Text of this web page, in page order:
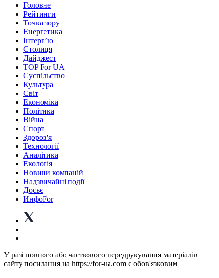
Головне
Рейтинги
Точка зору
Енергетика
Інтерв’ю
Столиця
Дайджест
TOP For UA
Суспiльство
Культура
Світ
Економіка
Політика
Війна
Спорт
Здоров'я
Технології
Аналітика
Екологія
Новини компаній
Надзвичайні події
Досьє
ИнфоFor
У разі повного або часткового передрукування матеріалів
сайту посилання на https://for-ua.com є обов'язковим